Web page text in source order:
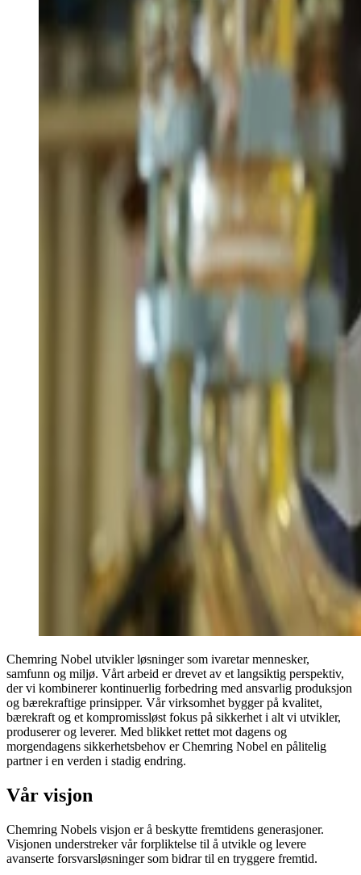
Chemring Nobel utvikler løsninger som ivaretar mennesker,
samfunn og miljø. Vårt arbeid er drevet av et langsiktig perspektiv,
der vi kombinerer kontinuerlig forbedring med ansvarlig produksjon
og bærekraftige prinsipper. Vår virksomhet bygger på kvalitet,
bærekraft og et kompromissløst fokus på sikkerhet i alt vi utvikler,
produserer og leverer. Med blikket rettet mot dagens og
morgendagens sikkerhetsbehov er Chemring Nobel en pålitelig
partner i en verden i stadig endring.
Vår visjon
Chemring Nobels visjon er å beskytte fremtidens generasjoner.
Visjonen understreker vår forpliktelse til å utvikle og levere
avanserte forsvarsløsninger som bidrar til en tryggere fremtid.